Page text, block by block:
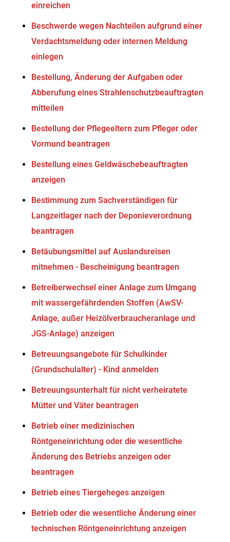
einreichen
Beschwerde wegen Nachteilen aufgrund einer
Verdachtsmeldung oder internen Meldung
einlegen
Bestellung, Änderung der Aufgaben oder
Abberufung eines Strahlenschutzbeauftragten
mitteilen
Bestellung der Pflegeeltern zum Pfleger oder
Vormund beantragen
Bestellung eines Geldwäschebeauftragten
anzeigen
Bestimmung zum Sachverständigen für
Langzeitlager nach der Deponieverordnung
beantragen
Betäubungsmittel auf Auslandsreisen
mitnehmen - Bescheinigung beantragen
Betreiberwechsel einer Anlage zum Umgang
mit wassergefährdenden Stoffen (AwSV-
Anlage, außer Heizölverbraucheranlage und
JGS-Anlage) anzeigen
Betreuungsangebote für Schulkinder
(Grundschulalter) - Kind anmelden
Betreuungsunterhalt für nicht verheiratete
Mütter und Väter beantragen
Betrieb einer medizinischen
Röntgeneinrichtung oder die wesentliche
Änderung des Betriebs anzeigen oder
beantragen
Betrieb eines Tiergeheges anzeigen
Betrieb oder die wesentliche Änderung einer
technischen Röntgeneinrichtung anzeigen